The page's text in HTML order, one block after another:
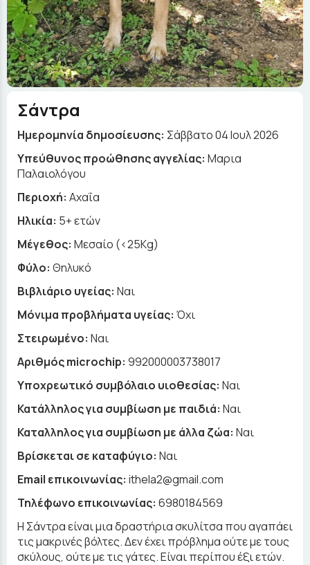
Σάντρα
Ημερομηνία δημοσίευσης: Σάββατο 04 Ιουλ 2026
Yπεύθυνος προώθησης αγγελίας: Μαρια
Παλαιολόγου
Περιοχή: Αχαΐα
Ηλικία: 5+ ετών
Μέγεθος: Μεσαίο (<25Kg)
Φύλο: Θηλυκό
Βιβλιάριο υγείας: Ναι
Μόνιμα προβλήματα υγείας: Όχι
Στειρωμένο: Ναι
Αριθμός microchip: 992000003738017
Υποχρεωτικό συμβόλαιο υιοθεσίας: Ναι
Κατάλληλος για συμβίωση με παιδιά: Ναι
Καταλληλος για συμβίωση με άλλα ζώα: Ναι
Βρίσκεται σε καταφύγιο: Ναι
Email επικοινωνίας: ithela2@gmail.com
Τηλέφωνο επικοινωνίας: 6980184569
Η Σάντρα είναι μια δραστήρια σκυλίτσα που αγαπάει
τις μακρινές βόλτες. Δεν έχει πρόβλημα ούτε με τους
σκύλους, ούτε με τις γάτες. Είναι περίπου έξι ετών.